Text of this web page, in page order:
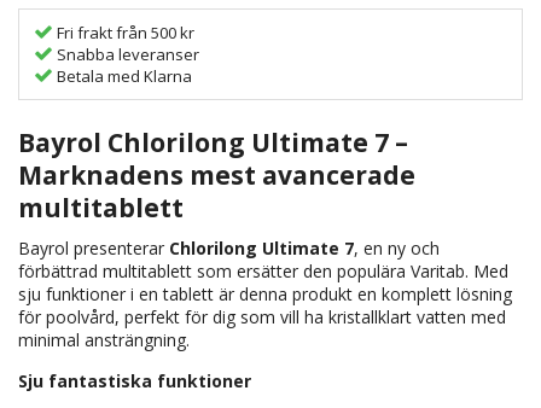
Fri frakt från 500 kr
Snabba leveranser
Betala med Klarna
Bayrol Chlorilong Ultimate 7 –
Marknadens mest avancerade
multitablett
Bayrol presenterar Chlorilong Ultimate 7, en ny och
förbättrad multitablett som ersätter den populära Varitab. Med
sju funktioner i en tablett är denna produkt en komplett lösning
för poolvård, perfekt för dig som vill ha kristallklart vatten med
minimal ansträngning.
Sju fantastiska funktioner